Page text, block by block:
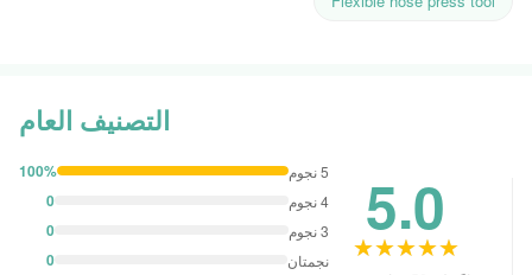
التصنيف العام
5.0
★★★★★
★★★★★
5 نجوم 100%
4 نجوم 0
3 نجوم 0
نجمتان 0